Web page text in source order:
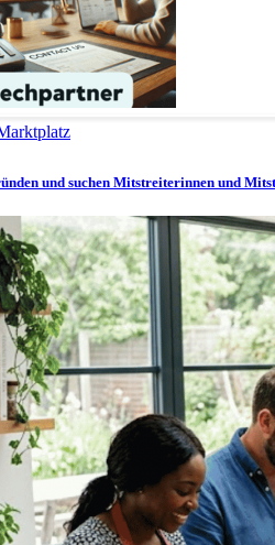
und suchen Mitstreiterinnen und